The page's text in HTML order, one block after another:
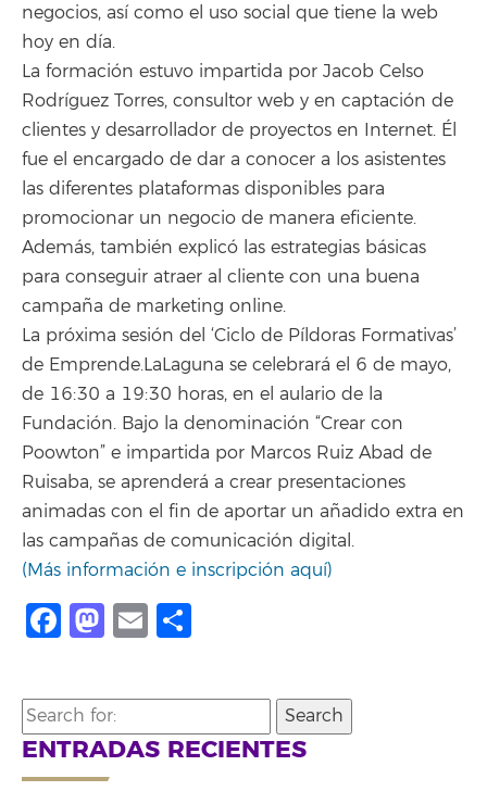
negocios, así como el uso social que tiene la web
hoy en día.
La formación estuvo impartida por Jacob Celso
Rodríguez Torres, consultor web y en captación de
clientes y desarrollador de proyectos en Internet. Él
fue el encargado de dar a conocer a los asistentes
las diferentes plataformas disponibles para
promocionar un negocio de manera eficiente.
Además, también explicó las estrategias básicas
para conseguir atraer al cliente con una buena
campaña de marketing online.
La próxima sesión del ‘Ciclo de Píldoras Formativas’
de Emprende.LaLaguna se celebrará el 6 de mayo,
de 16:30 a 19:30 horas, en el aulario de la
Fundación. Bajo la denominación “Crear con
Poowton” e impartida por Marcos Ruiz Abad de
Ruisaba, se aprenderá a crear presentaciones
animadas con el fin de aportar un añadido extra en
las campañas de comunicación digital.
(Más información e inscripción aquí)
Facebook
Mastodon
Email
Search
for:
ENTRADAS RECIENTES